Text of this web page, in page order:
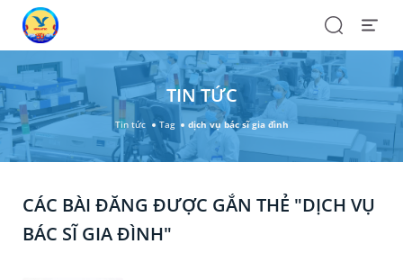
SearchOpen
TIN TỨC
Tin tức Tag dịch vụ bác sĩ gia đình
CÁC BÀI ĐĂNG ĐƯỢC GẮN THẺ "DỊCH VỤ
BÁC SĨ GIA ĐÌNH"